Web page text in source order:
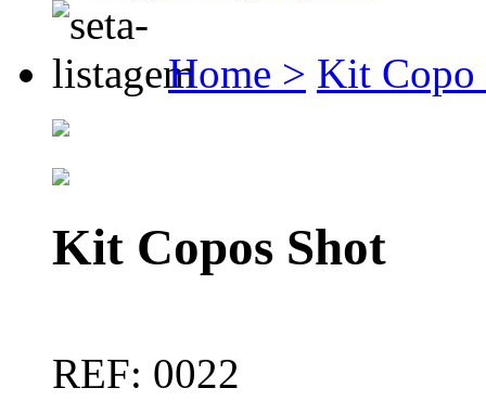
Home > Kit Copo
Kit Copos Shot
REF: 0022